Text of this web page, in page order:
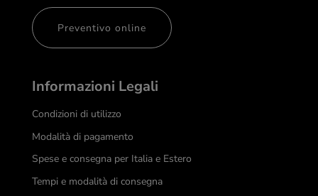
Preventivo online
Informazioni Legali
Condizioni di utilizzo
Modalità di pagamento
Spese e consegna per Italia e Estero
Tempi e modalità di consegna